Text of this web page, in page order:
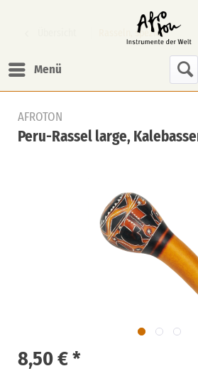
Menü
Rasseln, spezial
AFROTON
Peru-Rassel large,
8,50 € *